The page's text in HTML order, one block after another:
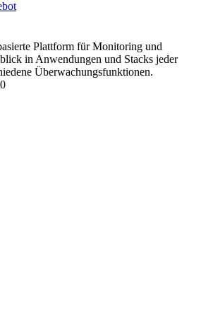
Plattform für Monitoring und
in Anwendungen und Stacks jeder
Überwachungsfunktionen.